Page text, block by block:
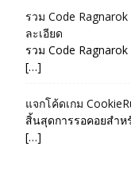
รวม Code
ละเอียด
รวม Code
[…]
แจกโค้ดเกม
สิ้นสุดการรอคอยสำห
[…]